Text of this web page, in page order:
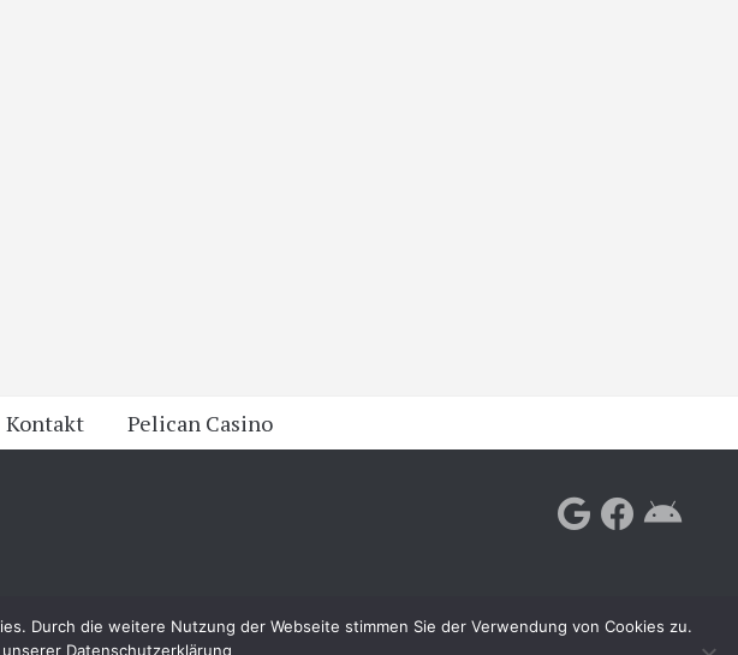
Kontakt Pelican Casino
Durch die weitere Nutzung der Webseite stimmen Sie der Verwendung von Cookies zu.
Datenschutzerklärung